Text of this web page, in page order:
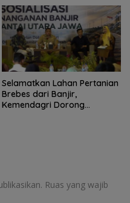
Siapkan Indonesia Jadi Pusat
Kolaborasi ASN ASEAN
Selamatkan Lahan Pertanian
Brebes dari Banjir,
Kemendagri Dorong
Ruas yang wajib